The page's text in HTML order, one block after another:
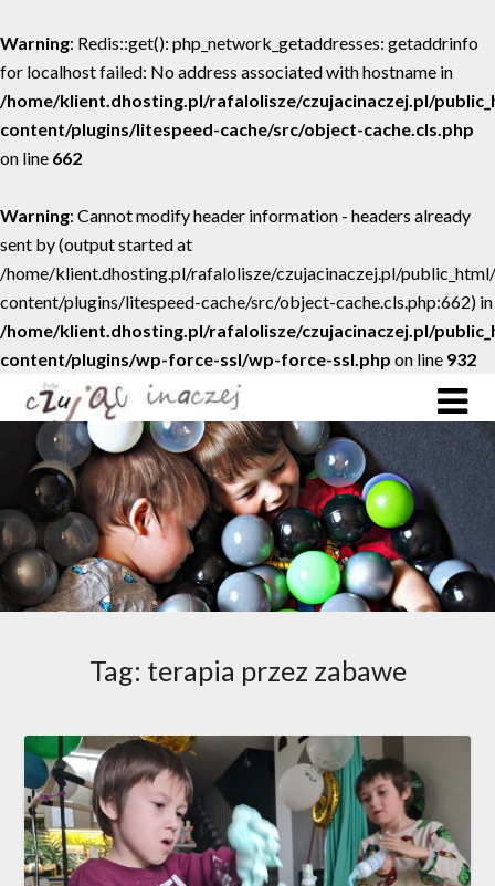
Warning: Redis::get(): php_network_getaddresses: getaddrinfo
for localhost failed: No address associated with hostname in
/home/klient.dhosting.pl/rafalolisze/czujacinaczej.pl/
content/plugins/litespeed-cache/src/object-cache.cls.php
on line 662
Warning: Cannot modify header information - headers already
sent by (output started at
/home/klient.dhosting.pl/rafalolisze/czujacinaczej.pl/
content/plugins/litespeed-cache/src/object-cache.cls.php:662) in
/home/klient.dhosting.pl/rafalolisze/czujacinaczej.pl/
content/plugins/wp-force-ssl/wp-force-ssl.php on line 932
Tag: terapia przez zabawe